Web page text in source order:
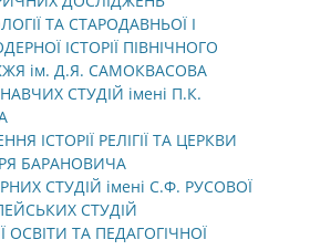
ТА СТАРОДАВНЬОЇ І
ІСТОРІЇ ПІВНІЧНОГО
ім. Д.Я. САМОКВАСОВА
СТУДІЙ імені П.К.
ІСТОРІЇ РЕЛІГІЇ ТА ЦЕРКВИ
БАРАНОВИЧА
СТУДІЙ імені С.Ф. РУСОВОЇ
СТУДІЙ
ОСВІТИ ТА ПЕДАГОГІЧНОЇ